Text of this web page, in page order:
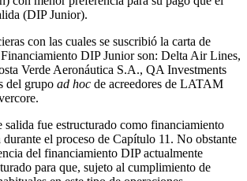
(DIP Junior).
con las cuales se suscribió la carta de
DIP Junior son: Delta Air Lines,
Verde Aeronáutica S.A., QA Investments
del grupo ad hoc de acreedores de LATAM
fue estructurado como financiamiento
durante el proceso de Capítulo 11. No obstante
del financiamiento DIP actualmente
para que, sujeto al cumplimiento de